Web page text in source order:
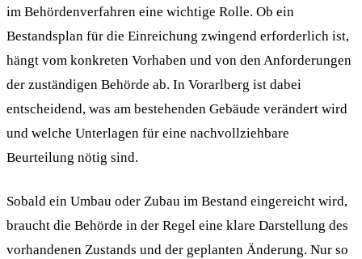
im Behördenverfahren eine wichtige Rolle. Ob ein
Bestandsplan für die Einreichung zwingend erforderlich ist,
hängt vom konkreten Vorhaben und von den Anforderungen
der zuständigen Behörde ab. In Vorarlberg ist dabei
entscheidend, was am bestehenden Gebäude verändert wird
und welche Unterlagen für eine nachvollziehbare
Beurteilung nötig sind.
Sobald ein Umbau oder Zubau im Bestand eingereicht wird,
braucht die Behörde in der Regel eine klare Darstellung des
vorhandenen Zustands und der geplanten Änderung. Nur so